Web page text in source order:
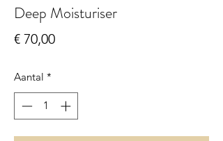
Deep Moisturiser
€ 70,00Prijs
Aantal *